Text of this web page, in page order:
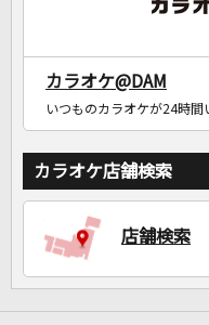
カラオケ@DAM
いつものカラオケが24時間
カラオケ店舗検索
店舗検索